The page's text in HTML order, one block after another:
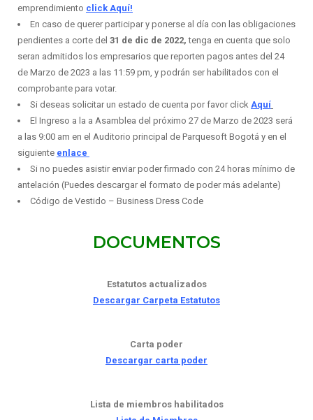
emprendimiento click Aquí!
En caso de querer participar y ponerse al día con las obligaciones
pendientes a corte del 31 de dic de 2022, tenga en cuenta que solo
seran admitidos los empresarios que reporten pagos antes del 24
de Marzo de 2023 a las 11:59 pm, y podrán ser habilitados con el
comprobante para votar.
Si deseas solicitar un estado de cuenta por favor click Aquí
El Ingreso a la a Asamblea del próximo 27 de Marzo de 2023 será
a las 9:00 am en el Auditorio principal de Parquesoft Bogotá y en el
siguiente enlace
Si no puedes asistir enviar poder firmado con 24 horas mínimo de
antelación (Puedes descargar el formato de poder más adelante)
Código de Vestido – Business Dress Code
DOCUMENTOS
Estatutos actualizados
Descargar Carpeta Estatutos
Carta poder
Descargar carta poder
Lista de miembros habilitados